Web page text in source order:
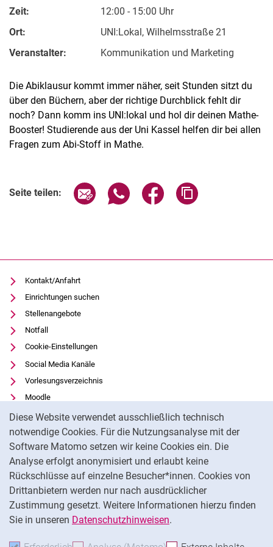
Diese Website verwendet ausschließlich technisch
notwendige Cookies. Für die Nutzungsanalyse mit der
Software Matomo setzen wir keine Cookies ein. Die
Analyse erfolgt anonymisiert und erlaubt keine
Rückschlüsse auf einzelne Besucher*innen. Cookies von
Drittanbietern werden nur nach ausdrücklicher
Zustimmung gesetzt. Weitere Informationen hierzu finden
Sie in unseren Datenschutzhinweisen.
Zeit:
12:00 - 15:00 Uhr
Ort:
UNI:Lokal, Wilhelmsstraße 21
Veranstalter:
Kommunikation und Marketing
Die Abiklausur kommt immer näher, seit Stunden sitzt du
über den Büchern, aber der richtige Durchblick fehlt dir
noch? Dann komm ins UNI:lokal und hol dir deinen Mathe-
Booster! Studierende aus der Uni Kassel helfen dir bei allen
Fragen zum Abi-Stoff in Mathe.
Seite teilen: Seite über E-Mail teilen
Seite über WhatsApp teilen
Seite über Facebook
Kontakt/Anfahrt
Einrichtungen suchen
Stellenangebote
Notfall
Cookie-Einstellungen
Social Media Kanäle
Vorlesungsverzeichnis
Moodle
Panopto
Universitätsbibliothek
Datenschutz
Barrierefreiheit
Transparenter KI-Einsatz